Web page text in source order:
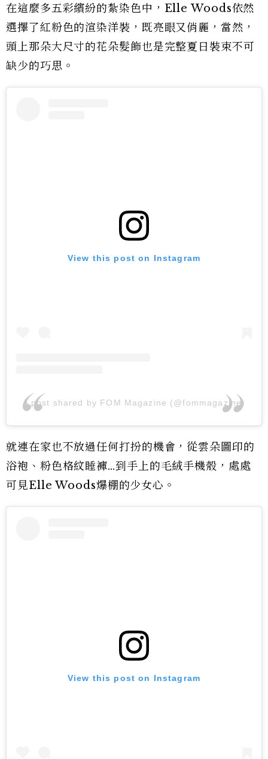
在這麼多五彩繽紛的紮染色中，Elle Woods依然
選擇了紅粉色的渲染洋裝，既亮眼又俏麗，當然，
頭上那朵大尺寸的花朵髮飾也是完整夏日裝束不可
缺少的巧思。
View this post on Instagram
A post shared by FOM Magazine (@fommagazine)
就連在家也不放過任何打扮的機會，從雲朵圖印的
浴袍、粉色格紋睡褲…到手上的毛絨手機殼，處處
可見Elle Woods爆棚的少女心。
View this post on Instagram